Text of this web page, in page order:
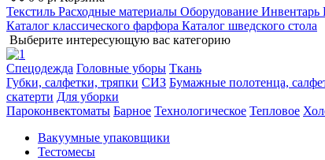
Текстиль Расходные материалы Оборудование Инвентарь
Каталог классического фарфора Каталог шведского стола
Выберите интересующую вас категорию
Спецодежда Головные уборы Ткань
Губки, салфетки, тряпки СИЗ Бумажные полотенца,
скатерти Для уборки
Пароконвектоматы Барное Технологическое Тепловое
Вакуумные упаковщики
Тестомесы